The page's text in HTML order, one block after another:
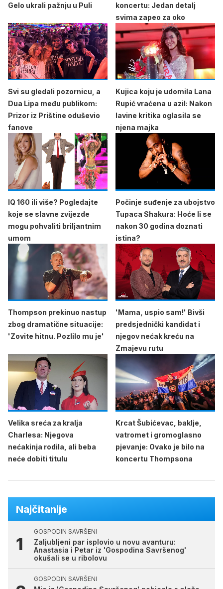
Gelo ukrali pažnju u Puli
koncertu: Jedan detalj
svima zapeo za oko
Svi su gledali pozornicu, a
Dua Lipa među publikom:
Prizor iz Prištine oduševio
fanove
Kujica koju je udomila Lana
Rupić vraćena u azil: Nakon
lavine kritika oglasila se
njena majka
IQ 160 ili više? Pogledajte
koje se slavne zvijezde
mogu pohvaliti briljantnim
umom
Počinje suđenje za ubojstvo
Tupaca Shakura: Hoće li se
nakon 30 godina doznati
istina?
Thompson prekinuo nastup
zbog dramatične situacije:
'Zovite hitnu. Pozlilo mu je'
'Mama, uspio sam!' Bivši
predsjednički kandidat i
njegov nećak kreću na
Zmajevu rutu
Velika sreća za kralja
Charlesa: Njegova
nećakinja rodila, ali beba
neće dobiti titulu
Krcat Šubićevac, baklje,
vatromet i gromoglasno
pjevanje: Ovako je bilo na
koncertu Thompsona
Najčitanije
GOSPODIN SAVRŠENI
Zaljubljeni par isplovio u novu avanturu:
Anastasia i Petar iz 'Gospodina Savršenog'
okušali se u ribolovu
GOSPODIN SAVRŠENI